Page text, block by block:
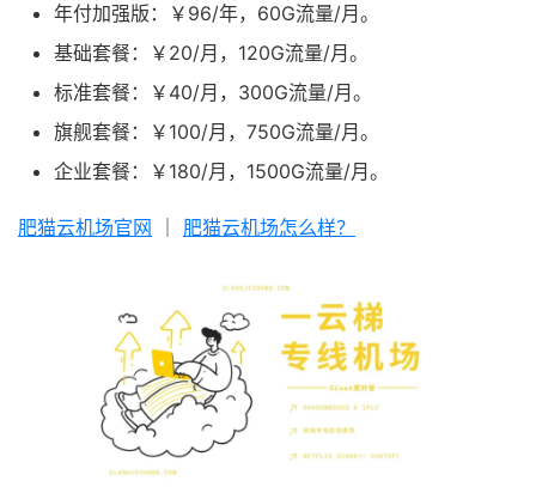
年付加强版：￥96/年，60G流量/月。
基础套餐：￥20/月，120G流量/月。
标准套餐：￥40/月，300G流量/月。
旗舰套餐：￥100/月，750G流量/月。
企业套餐：￥180/月，1500G流量/月。
肥猫云机场官网 肥猫云机场怎么样？